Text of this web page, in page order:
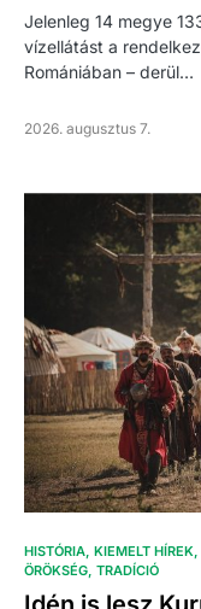
Jelenleg 14 megye
vízellátást a
Romániában – derül…
2026. augusztus 7.
HISTÓRIA KIEMELT HÍREK
ÖRÖKSÉG TRADÍCIÓ